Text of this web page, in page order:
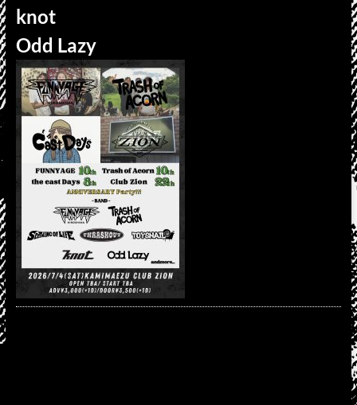
knot
Odd Lazy